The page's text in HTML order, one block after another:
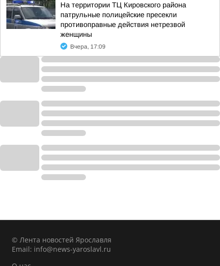
На территории ТЦ Кировского района
патрульные полицейские пресекли
противоправные действия нетрезвой
женщины
Вчера, 17:09
© Лента новостей Ярославля
Email: info@news-yaroslavl.ru